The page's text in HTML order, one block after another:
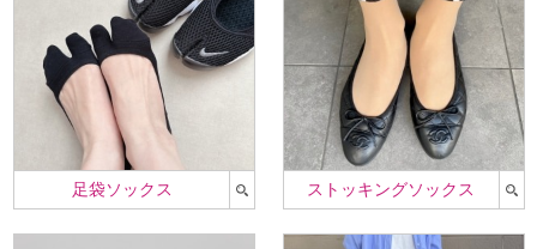
足袋ソックス ストッキングソックス